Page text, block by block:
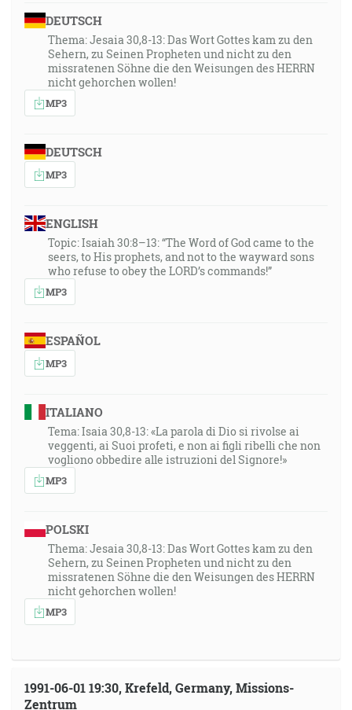
DEUTSCH
Thema: Jesaia 30,8-13: Das Wort Gottes kam zu den
Sehern, zu Seinen Propheten und nicht zu den
missratenen Söhne die den Weisungen des HERRN
nicht gehorchen wollen!
MP3
DEUTSCH
MP3
ENGLISH
Topic: Isaiah 30:8–13: “The Word of God came to the
seers, to His prophets, and not to the wayward sons
who refuse to obey the LORD’s commands!”
MP3
ESPAÑOL
MP3
ITALIANO
Tema: Isaia 30,8-13: «La parola di Dio si rivolse ai
veggenti, ai Suoi profeti, e non ai figli ribelli che non
vogliono obbedire alle istruzioni del Signore!»
MP3
POLSKI
Thema: Jesaia 30,8-13: Das Wort Gottes kam zu den
Sehern, zu Seinen Propheten und nicht zu den
missratenen Söhne die den Weisungen des HERRN
nicht gehorchen wollen!
MP3
1991-06-01 19:30, Krefeld, Germany, Missions-
Zentrum